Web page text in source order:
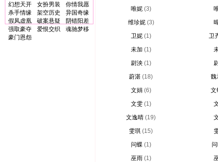
幻想天开
女扮男装
你情我愿
杀手情缘
架空历史
异国奇缘
假凤虚凰
破案悬疑
阴错阳差
强取豪夺
爱恨交织
魂驰梦移
豪门恩怨
唯妮 (3)
维珍妮 (3)
卫妮 (1)
卫
未加 (1)
尉泱 (1)
蔚湛 (18)
魏
文娟 (6)
文
文雯 (1)
文逸晴 (19)
雯琪 (15)
问蝶 (1)
巫雨 (1)